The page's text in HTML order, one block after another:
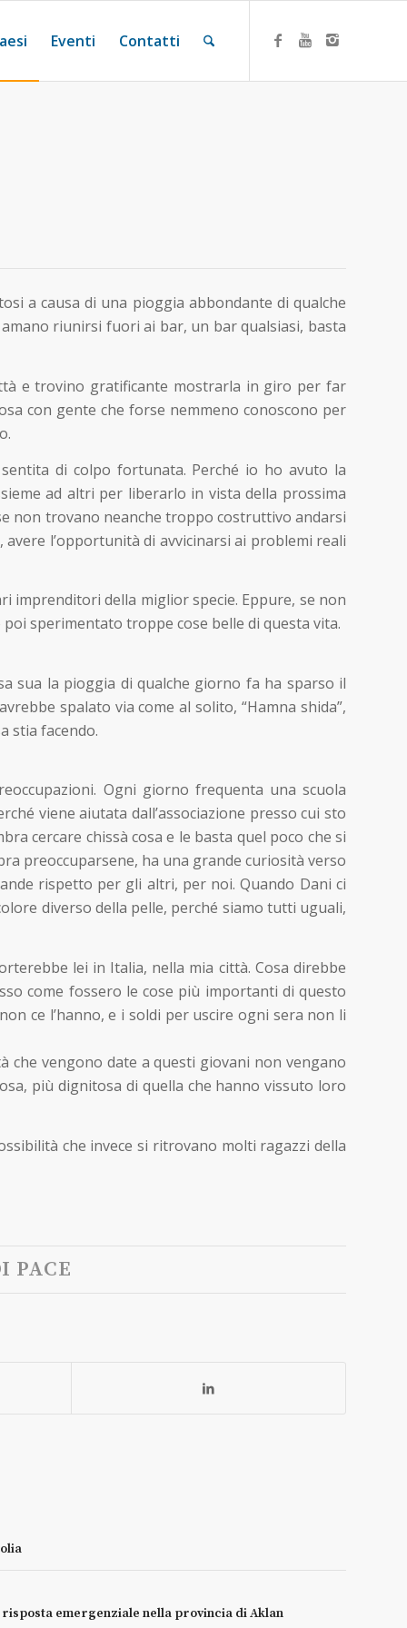
Eventi Contatti
a causa di una pioggia abbondante di qualche
riunirsi fuori ai bar, un bar qualsiasi, basta
e trovino gratificante mostrarla in giro per far
con gente che forse nemmeno conoscono per
di colpo fortunata. Perché io ho avuto la
ad altri per liberarlo in vista della prossima
non trovano neanche troppo costruttivo andarsi
l’opportunità di avvicinarsi ai problemi reali
imprenditori della miglior specie. Eppure, se non
sperimentato troppe cose belle di questa vita.
sua la pioggia di qualche giorno fa ha sparso il
spalato via come al solito, “Hamna shida”,
stia facendo.
Ogni giorno frequenta una scuola
viene aiutata dall’associazione presso cui sto
cercare chissà cosa e le basta quel poco che si
preoccuparsene, ha una grande curiosità verso
rispetto per gli altri, per noi. Quando Dani ci
diverso della pelle, perché siamo tutti uguali,
lei in Italia, nella mia città. Cosa direbbe
come fossero le cose più importanti di questo
ce l’hanno, e i soldi per uscire ogni sera non li
che vengono date a questi giovani non vengano
più dignitosa di quella che hanno vissuto loro
che invece si ritrovano molti ragazzi della
PACE
risposta emergenziale nella provincia di Aklan